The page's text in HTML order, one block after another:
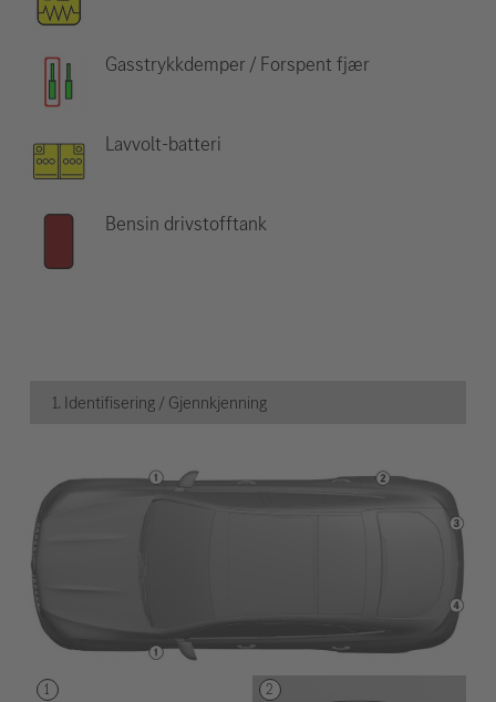
Gasstrykkdemper / Forspent fjær
Lavvolt-batteri
Bensin drivstofftank
1. Identifisering / Gjennkjenning